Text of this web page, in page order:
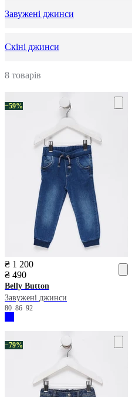
Завужені джинси
Скіні джинси
8 товарів
−59%
₴ 1 200
₴ 490
Belly Button
Завужені джинси
80 86 92
−79%